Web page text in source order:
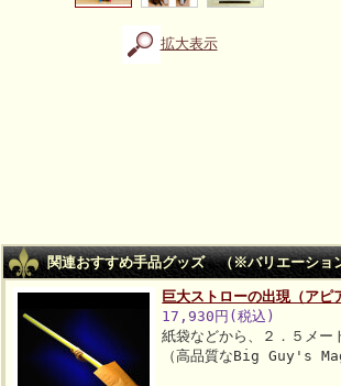
拡大表示
関連おすすめ手品グッズ （※バリエーショ
巨大ストローの出現（アピ
17,930円(税込)
紙袋などから、２．５メー
（高品質なBig Guy's